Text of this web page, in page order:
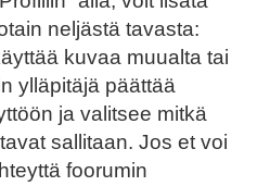
neljästä tavasta:
kuvaa muualta tai
ylläpitäjä päättää
ja valitsee mitkä
sallitaan. Jos et voi
foorumin